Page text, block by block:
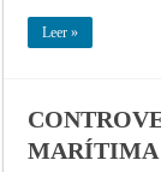
Leer »
MARÍTIMA